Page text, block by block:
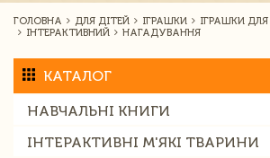
ГОЛОВНА ДЛЯ ДІТЕЙ ІГРАШКИ
ІГРАШКИ
ІНТЕРАКТИВНИЙ
НАГАДУВАННЯ
КАТАЛОГ
НАВЧАЛЬНІ КНИГИ
ІНТЕРАКТИВНІ М'ЯКІ ТВАРИНИ